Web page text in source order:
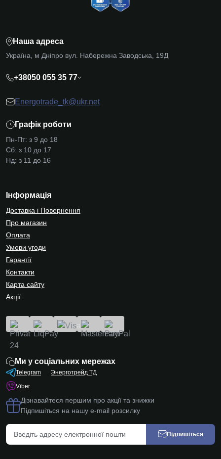
Наша адреса
Україна, м Дніпро вул. Набережна Заводська, 19Д
+38050 055 35 77
Energotrade_tk@ukr.net
Графік роботи
Пн-Пт: з 9 до 18
Сб: з 10 до 17
Нд: з 11 до 16
Інформація
Доставка і Повернення
Про магазин
Оплата
Умови угоди
Гарантії
Контакти
Карта сайту
Акції
Ми у соціальних мережах
Telegram
Viber
Энерготрейд ТД
Дізнавайтеся першим про акції та знижки
Підпишіться на нашу e-mail розсилку
Підпишіться